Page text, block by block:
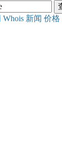
Whois 新闻 价格